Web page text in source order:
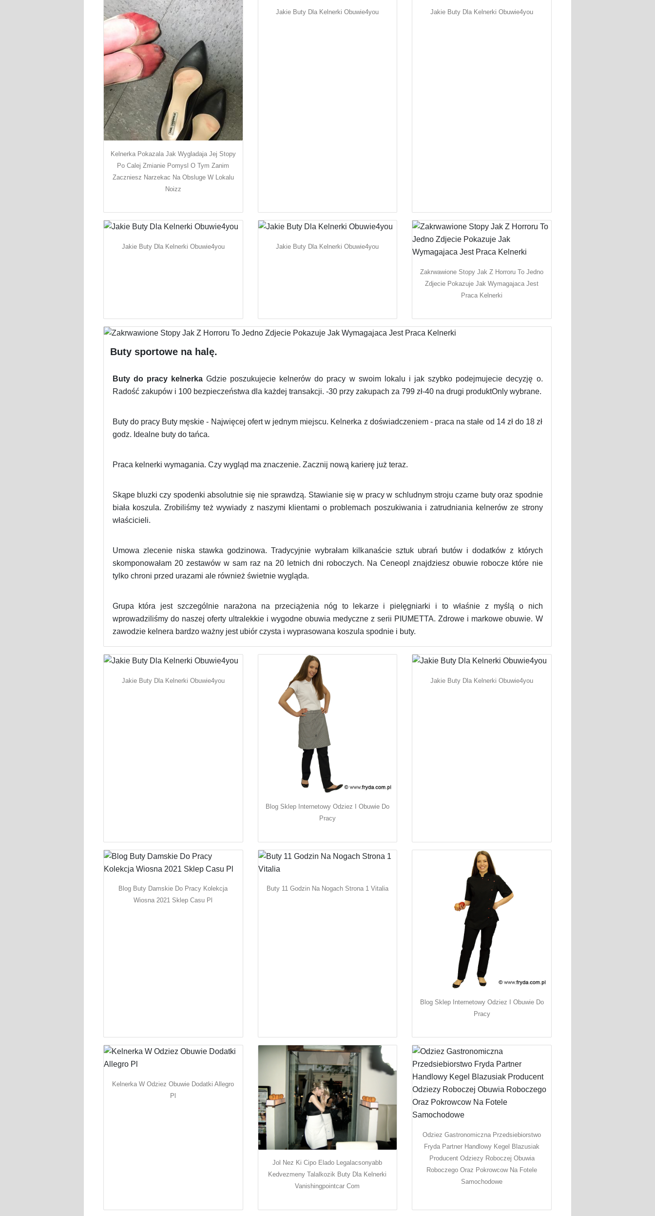
Kelnerka Pokazala Jak Wygladaja Jej Stopy
Po Calej Zmianie Pomysl O Tym Zanim
Zaczniesz Narzekac Na Obsluge W Lokalu
Noizz
Jakie Buty Dla Kelnerki Obuwie4you Jakie Buty Dla Kelnerki Obuwie4you
Jakie Buty Dla Kelnerki Obuwie4you Jakie Buty Dla Kelnerki Obuwie4you
Zakrwawione Stopy Jak Z Horroru To Jedno
Zdjecie Pokazuje Jak Wymagajaca Jest
Praca Kelnerki
Buty sportowe na halę.
Buty do pracy kelnerkaGdzie poszukujecie kelnerów do pracy w swoim lokalu i jak szybko podejmujecie decyzję o.
Radość zakupów i 100 bezpieczeństwa dla każdej transakcji. -30 przy zakupach za 799 zł-40 na drugi produktOnly wybrane.
Buty do pracy Buty męskie - Najwięcej ofert w jednym miejscu. Kelnerka z doświadczeniem - praca na stałe od 14 zł do 18 zł
godz. Idealne buty do tańca.
Praca kelnerki wymagania. Czy wygląd ma znaczenie. Zacznij nową karierę już teraz.
Skąpe bluzki czy spodenki absolutnie się nie sprawdzą. Stawianie się w pracy w schludnym stroju czarne buty oraz spodnie
biała koszula. Zrobiliśmy też wywiady z naszymi klientami o problemach poszukiwania i zatrudniania kelnerów ze strony
właścicieli.
Umowa zlecenie niska stawka godzinowa. Tradycyjnie wybrałam kilkanaście sztuk ubrań butów i dodatków z których
skomponowałam 20 zestawów w sam raz na 20 letnich dni roboczych. Na Ceneopl znajdziesz obuwie robocze które nie
tylko chroni przed urazami ale również świetnie wygląda.
Grupa która jest szczególnie narażona na przeciążenia nóg to lekarze i pielęgniarki i to właśnie z myślą o nich
wprowadziliśmy do naszej oferty ultralekkie i wygodne obuwia medyczne z serii PIUMETTA. Zdrowe i markowe obuwie. W
zawodzie kelnera bardzo ważny jest ubiór czysta i wyprasowana koszula spodnie i buty.
Jakie Buty Dla Kelnerki Obuwie4you
Blog Sklep Internetowy Odziez I Obuwie Do
Pracy
Jakie Buty Dla Kelnerki Obuwie4you
Blog Buty Damskie Do Pracy Kolekcja
Wiosna 2021 Sklep Casu Pl
Buty 11 Godzin Na Nogach Strona 1 Vitalia
Blog Sklep Internetowy Odziez I Obuwie Do
Pracy
Kelnerka W Odziez Obuwie Dodatki Allegro
Pl
Jol Nez Ki Cipo Elado Legalacsonyabb
Kedvezmeny Talalkozik Buty Dla Kelnerki
Vanishingpointcar Com
Odziez Gastronomiczna Przedsiebiorstwo
Fryda Partner Handlowy Kegel Blazusiak
Producent Odziezy Roboczej Obuwia
Roboczego Oraz Pokrowcow Na Fotele
Samochodowe